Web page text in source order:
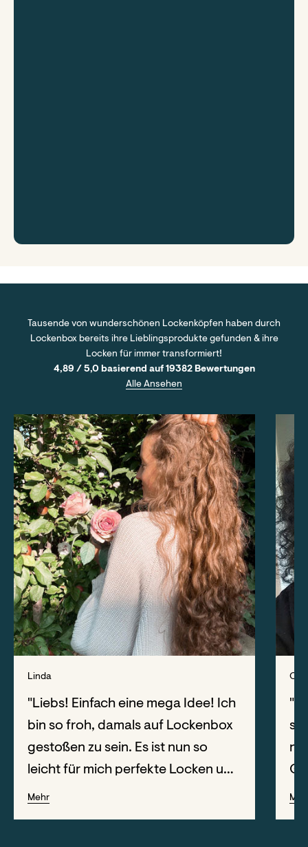
Tausende von wunderschönen Lockenköpfen haben durch
Lockenbox bereits ihre Lieblingsprodukte gefunden & ihre
Locken für immer transformiert!
4,89 / 5,0 basierend auf 19382 Bewertungen
Alle Ansehen
Linda
"Liebs! Einfach eine mega Idee! Ich
bin so froh, damals auf Lockenbox
gestoßen zu sein. Es ist nun so
leicht für mich perfekte Locken und
Good Hair Days zu haben....
Mehr